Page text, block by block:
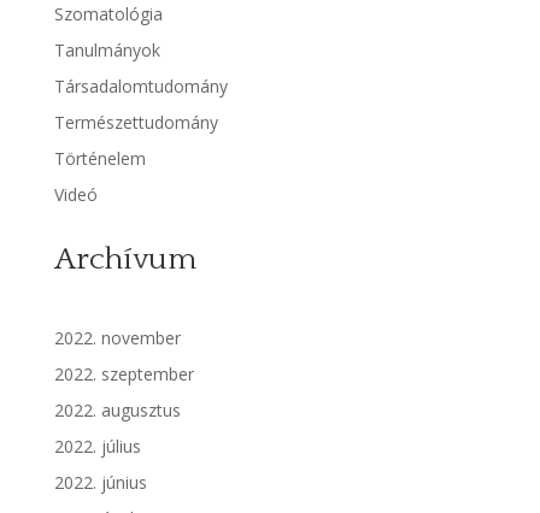
Szomatológia
Tanulmányok
Társadalomtudomány
Természettudomány
Történelem
Videó
Archívum
2022. november
2022. szeptember
2022. augusztus
2022. július
2022. június